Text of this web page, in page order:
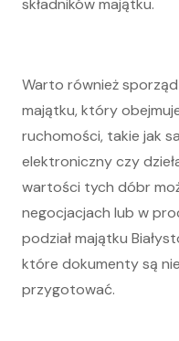
składników majątku.
Warto również
majątku, który
ruchomości, takie jak
elektroniczny czy
wartości tych dóbr
negocjacjach lub w
podział majątku
które dokumenty są
przygotować.